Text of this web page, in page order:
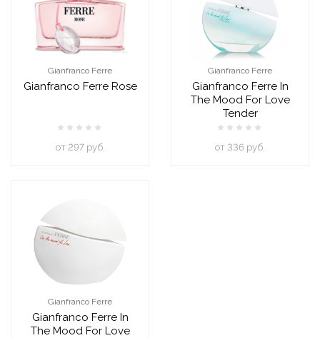
Gianfranco Ferre
Gianfranco Ferre Rose
oт 297 руб.
Gianfranco Ferre
Gianfranco Ferre In
The Mood For Love
Tender
oт 336 руб.
Gianfranco Ferre
Gianfranco Ferre In
The Mood For Love